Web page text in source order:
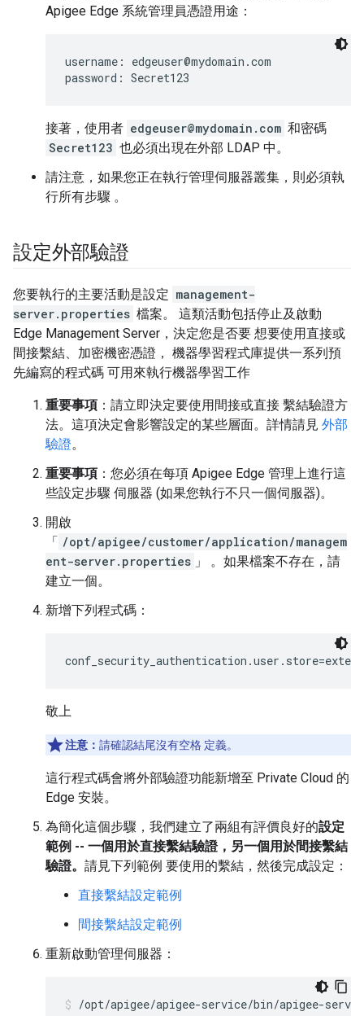
Apigee Edge 系統管理員憑證用途：
username: edgeuser@mydomain.com
password: Secret123
接著，使用者 edgeuser@mydomain.com 和密碼
Secret123 也必須出現在外部 LDAP 中。
請注意，如果您正在執行管理伺服器叢集，則必須執
行所有步驟 。
設定外部驗證
您要執行的主要活動是設定 management-
server.properties 檔案。 這類活動包括停止及啟動
Edge Management Server，決定您是否要 想要使用直接或
間接繫結、加密機密憑證， 機器學習程式庫提供一系列預
先編寫的程式碼 可用來執行機器學習工作
重要事項 ：請立即決定要使用間接或直接 繫結驗證方
法。這項決定會影響設定的某些層面。詳情請見 外部
驗證。
重要事項 ：您必須在每項 Apigee Edge 管理上進行這
些設定步驟 伺服器 (如果您執行不只一個伺服器)。
開啟
「 /opt/apigee/customer/application/managem
ent-server.properties 」 。如果檔案不存在，請
建立一個。
新增下列程式碼：
敬上
注意： 請確認結尾沒有空格 定義。
這行程式碼會將外部驗證功能新增至 Private Cloud 的
Edge 安裝。
為簡化這個步驟，我們建立了兩組有評價良好的設定
範例 -- 一個用於直接繫結驗證，另一個用於間接繫結
驗證。 請見下列範例 要使用的繫結，然後完成設定：
直接繫結設定範例
間接繫結設定範例
重新啟動管理伺服器：
/opt/apigee/apigee-service/bin/apigee-